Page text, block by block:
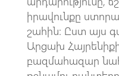
իրավունքը
շահին: Ըստ այս
Արցախ
բազմահազար